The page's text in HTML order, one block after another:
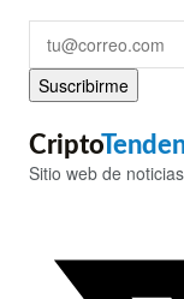
Suscribirme
Cripto
Sitio web de